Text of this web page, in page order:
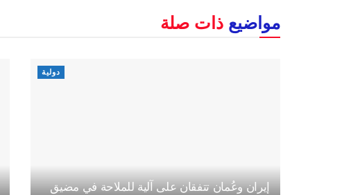
مواضيع ذات صلة
دولية
إيران وعُمان تتفقان على آلية للملاحة في مضيق